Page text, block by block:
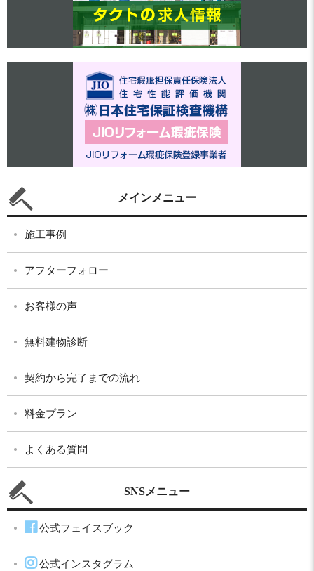
メインメニュー
施工事例
アフターフォロー
お客様の声
無料建物診断
契約から完了までの流れ
料金プラン
よくある質問
SNSメニュー
公式フェイスブック
公式インスタグラム